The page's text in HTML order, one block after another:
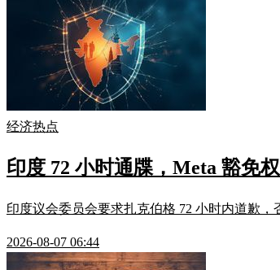
经济热点
印度 72 小时通牒，Meta 豁免
印度议会委员会要求扎克伯格 72 小时内道歉
2026-08-07 06:44